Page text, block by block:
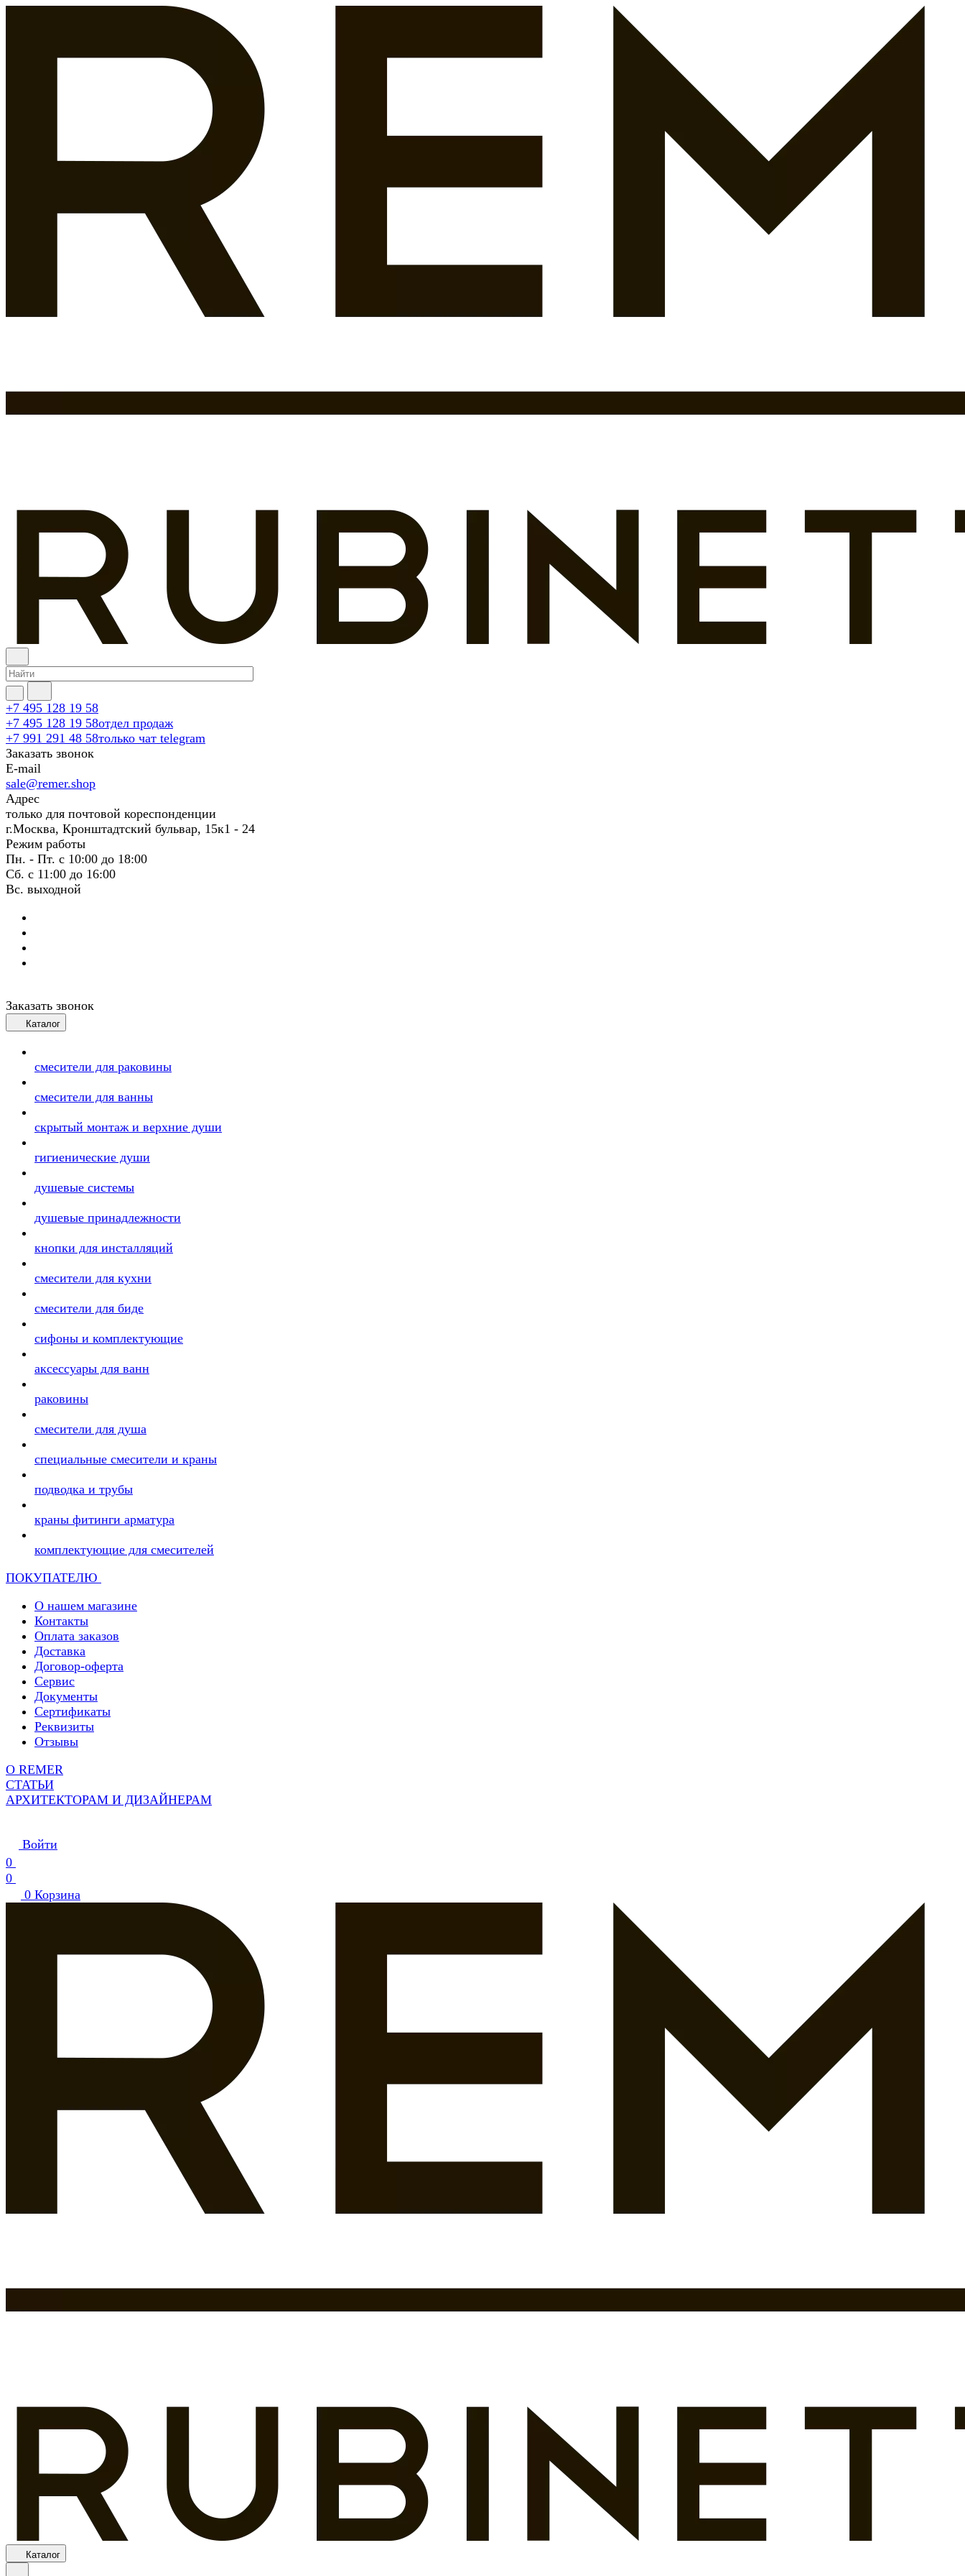
+7 495 128 19 58
+7 495 128 19 58отдел продаж
+7 991 291 48 58только чат telegram
Заказать звонок
E-mail
sale@remer.shop
Адрес
только для почтовой кореспонденции
г.Москва, Кронштадтский бульвар, 15к1 - 24
Режим работы
Пн. - Пт. с 10:00 до 18:00
Сб. с 11:00 до 16:00
Вс. выходной
Заказать звонок
Каталог
смесители для раковины
смесители для ванны
скрытый монтаж и верхние души
гигиенические души
душевые системы
душевые принадлежности
кнопки для инсталляций
смесители для кухни
смесители для биде
сифоны и комплектующие
аксессуары для ванн
раковины
смесители для душа
специальные смесители и краны
подводка и трубы
краны фитинги арматура
комплектующие для смесителей
ПОКУПАТЕЛЮ
О нашем магазине
Контакты
Оплата заказов
Доставка
Договор-оферта
Сервис
Документы
Сертификаты
Реквизиты
Отзывы
О REMER
СТАТЬИ
АРХИТЕКТОРАМ И ДИЗАЙНЕРАМ
Войти
0
0
0 Корзина
Каталог